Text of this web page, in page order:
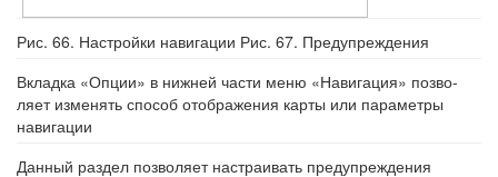
Рис. 66. Настройки навигации Рис. 67. Предупреждения
Вкладка «Опции» в нижней части меню «Навигация» позво-
ляет изменять способ отображения карты или параметры
навигации
Данный раздел позволяет настраивать предупреждения